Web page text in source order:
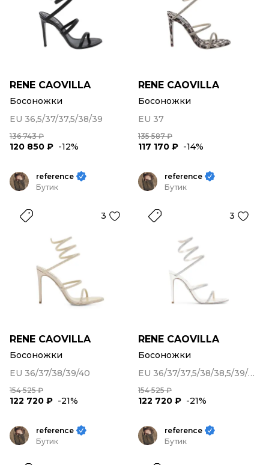
RENE CAOVILLA
Босоножки
EU 36,5/37/37,5/38/39
136 743 ₽
120 850 ₽ -12%
RENE CAOVILLA
Босоножки
EU 37
135 587 ₽
117 170 ₽ -14%
reference
Бутик
3
RENE CAOVILLA
Босоножки
EU 36/37/38/39/40
154 525 ₽
122 720 ₽ -21%
reference
Бутик
3
RENE CAOVILLA
Босоножки
EU 36/37/37,5/38/38,5/39/39,5/40
154 525 ₽
122 720 ₽ -21%
reference
Бутик
reference
Бутик